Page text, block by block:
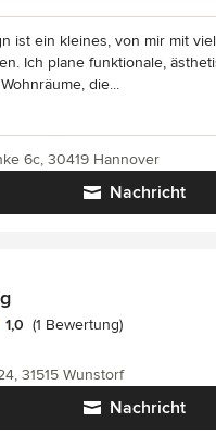
ist ein kleines, von mir mit
Ich plane funktionale,
die...
Nachricht
6c, 30419 Hannover
Bewertung: 1 von 5
1,0 (1 Bewertung)
Nachricht
31515 Wunstorf